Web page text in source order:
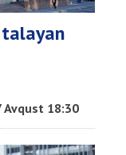
Avqust 18:30